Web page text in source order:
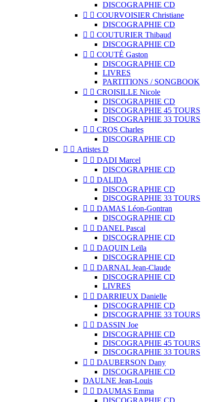
DISCOGRAPHIE CD
  COURVOISIER Christiane
DISCOGRAPHIE CD
  COUTURIER Thibaud
DISCOGRAPHIE CD
  COUTÉ Gaston
DISCOGRAPHIE CD
LIVRES
PARTITIONS / SONGBOOK
  CROISILLE Nicole
DISCOGRAPHIE CD
DISCOGRAPHIE 45 TOURS
DISCOGRAPHIE 33 TOURS
  CROS Charles
DISCOGRAPHIE CD
  Artistes D
  DADI Marcel
DISCOGRAPHIE CD
  DALIDA
DISCOGRAPHIE CD
DISCOGRAPHIE 33 TOURS
  DAMAS Léon-Gontran
DISCOGRAPHIE CD
  DANEL Pascal
DISCOGRAPHIE CD
  DAQUIN Leïla
DISCOGRAPHIE CD
  DARNAL Jean-Claude
DISCOGRAPHIE CD
LIVRES
  DARRIEUX Danielle
DISCOGRAPHIE CD
DISCOGRAPHIE 33 TOURS
  DASSIN Joe
DISCOGRAPHIE CD
DISCOGRAPHIE 45 TOURS
DISCOGRAPHIE 33 TOURS
  DAUBERSON Dany
DISCOGRAPHIE CD
DAULNE Jean-Louis
  DAUMAS Emma
DISCOGRAPHIE CD